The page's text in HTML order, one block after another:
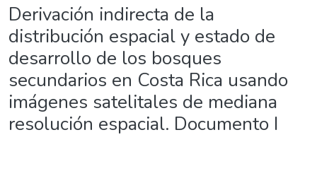
Derivación indirecta de la
distribución espacial y estado de
desarrollo de los bosques
secundarios en Costa Rica usando
imágenes satelitales de mediana
resolución espacial. Documento I